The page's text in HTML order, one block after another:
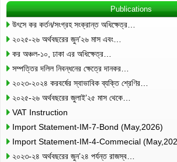
Publications
উৎসে কর কর্তন/সংগ্রহ সংক্রান্ত অধিক্ষেত্র…
২০২৫-২৬ অর্থবছরের জুন’২৬ মাস এবং…
কর অঞ্চল-১০, ঢাকা এর অধিক্ষেত্র…
সম্পত্তির দলিল নিবন্ধনের ক্ষেত্রে দানকর…
২০২৩-২০২৪ করবর্ষের স্বাভাবিক ব্যক্তি শ্রেণির…
২০২৫-২৬ অর্থবছরের জুলাই’২৫ মাস থেকে…
VAT Instruction
Import Statement-IM-7-Bond (May,2026)
Import Statement-IM-4-Commecial
২০২৩-২৪ অর্থবছরের জুন’২৪ পর্যন্ত রাজস্ব…